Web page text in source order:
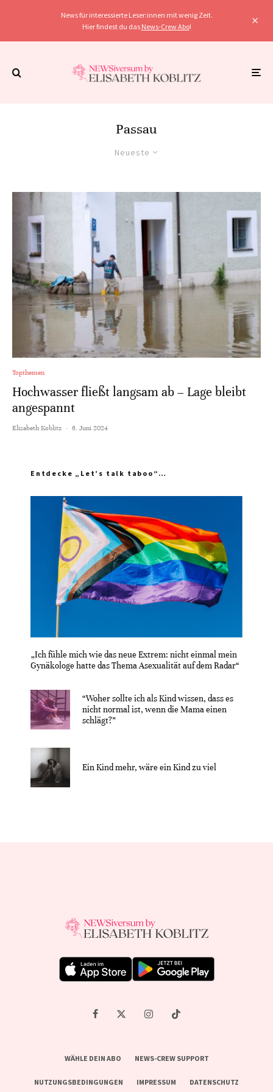
News für interessierte Leser:innen mit wenig Zeit.
Hier findest du das News-Crew Abo!
Passau
Neueste
Topthemen
Hochwasser fließt langsam ab – Lage bleibt
angespannt
Elisabeth Koblitz · 6. Juni 2024
Entdecke „Let’s talk taboo“…
„Ich fühle mich wie das neue Extrem: nicht einmal mein
Gynäkologe hatte das Thema Asexualität auf dem Radar“
“Woher sollte ich als Kind wissen, dass es
nicht normal ist, wenn die Mama einen
schlägt?”
Ein Kind mehr, wäre ein Kind zu viel
WÄHLE DEIN ABO NEWS-CREW SUPPORT
NUTZUNGSBEDINGUNGEN IMPRESSUM DATENSCHUTZ